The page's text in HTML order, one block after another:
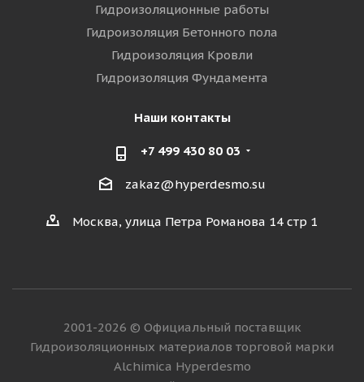
Гидроизоляционные работы
Гидроизоляция Бетонного пола
Гидроизоляция Кровли
Гидроизоляция Фундамента
Наши контакты
+7 499 430 80 03
zakaz@hyperdesmo.su
Москва, улица Петра Романова 14 стр 1
2001-2026 © Официальный поставщик
Гидроизоляционных материалов торговой марки
Alchimica Hyperdesmo